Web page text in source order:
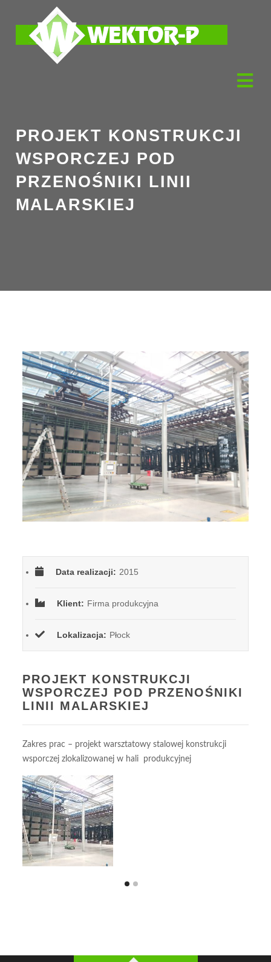
PROJEKT KONSTRUKCJI
WSPORCZEJ POD
PRZENOŚNIKI LINII
MALARSKIEJ
Data realizacji: 2015
Klient: Firma produkcyjna
Lokalizacja: Płock
PROJEKT KONSTRUKCJI
WSPORCZEJ POD PRZENOŚNIKI
LINII MALARSKIEJ
Zakres prac – projekt warsztatowy stalowej konstrukcji
wsporczej zlokalizowanej w hali produkcyjnej